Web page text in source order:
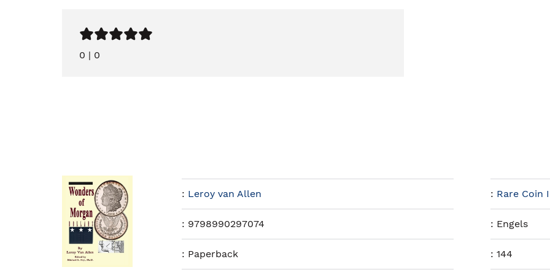
0 | 0
: Leroy van Allen : Rare Coin
: 9798990297074 : Engels
: Paperback :144